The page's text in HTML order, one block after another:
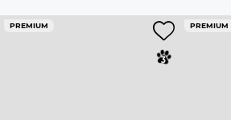
PREMIUM PREMIUM